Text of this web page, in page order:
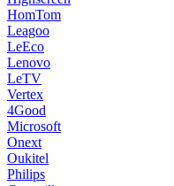
HomTom
Leagoo
LeEco
Lenovo
LeTV
Vertex
4Good
Microsoft
Onext
Oukitel
Philips